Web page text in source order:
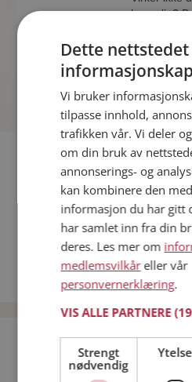
hyggelig?
finne ut alt
Fler single
Flere singlekvinner fra
Bli
Dette
Vi bruker
tilpasse innhold,
trafikken vår. Vi deler
om din bruk av
annonserings- og
kan kombinere den
informasjon du har gitt
har samlet inn fra din
deres. Les mer om
medlemsvilkåreller vår
personvernerklæring.
VIS ALLE PARTNERE
Strengt
nødvendig
Ytelse